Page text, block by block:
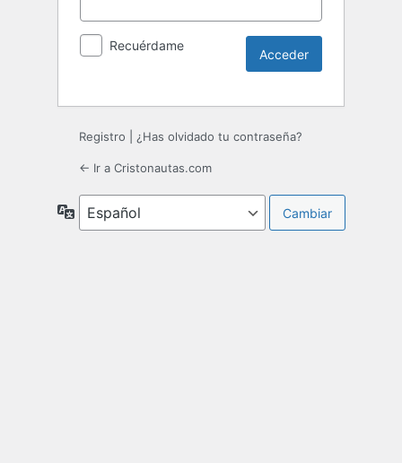
Recuérdame
Registro ¿Has olvidado tu contraseña?
← Ir a Cristonautas.com
Idioma